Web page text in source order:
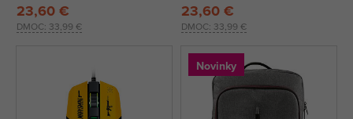
DMOC: 33,99 €
23,60 €
DMOC: 33,99 €
23,60 €
Novinky